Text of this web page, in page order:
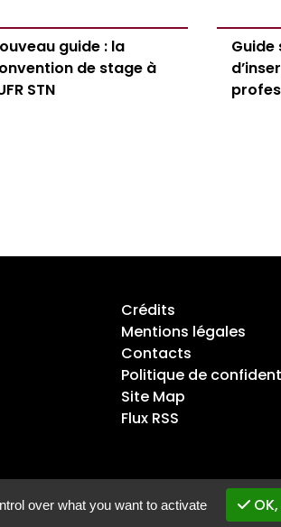
over what you want to activate
guide : la
de stage à
STN
Guide
Crédits
Mentions légales
Contacts
Politique de
Site Map
Flux RSS